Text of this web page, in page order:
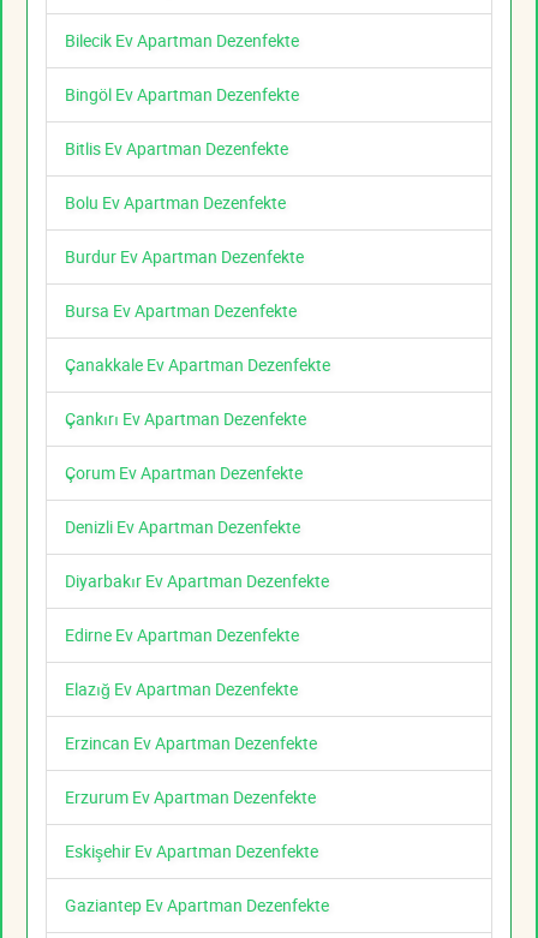
Bilecik Ev Apartman Dezenfekte
Bingöl Ev Apartman Dezenfekte
Bitlis Ev Apartman Dezenfekte
Bolu Ev Apartman Dezenfekte
Burdur Ev Apartman Dezenfekte
Bursa Ev Apartman Dezenfekte
Çanakkale Ev Apartman Dezenfekte
Çankırı Ev Apartman Dezenfekte
Çorum Ev Apartman Dezenfekte
Denizli Ev Apartman Dezenfekte
Diyarbakır Ev Apartman Dezenfekte
Edirne Ev Apartman Dezenfekte
Elazığ Ev Apartman Dezenfekte
Erzincan Ev Apartman Dezenfekte
Erzurum Ev Apartman Dezenfekte
Eskişehir Ev Apartman Dezenfekte
Gaziantep Ev Apartman Dezenfekte